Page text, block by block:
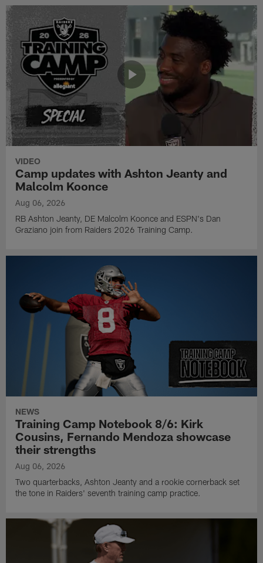
VIDEO
Camp updates with Ashton Jeanty and
Malcolm Koonce
Aug 06, 2026
RB Ashton Jeanty, DE Malcolm Koonce and ESPN's Dan
Graziano join from Raiders 2026 Training Camp.
NEWS
Training Camp Notebook 8/6: Kirk
Cousins, Fernando Mendoza showcase
their strengths
Aug 06, 2026
Two quarterbacks, Ashton Jeanty and a rookie cornerback set
the tone in Raiders' seventh training camp practice.